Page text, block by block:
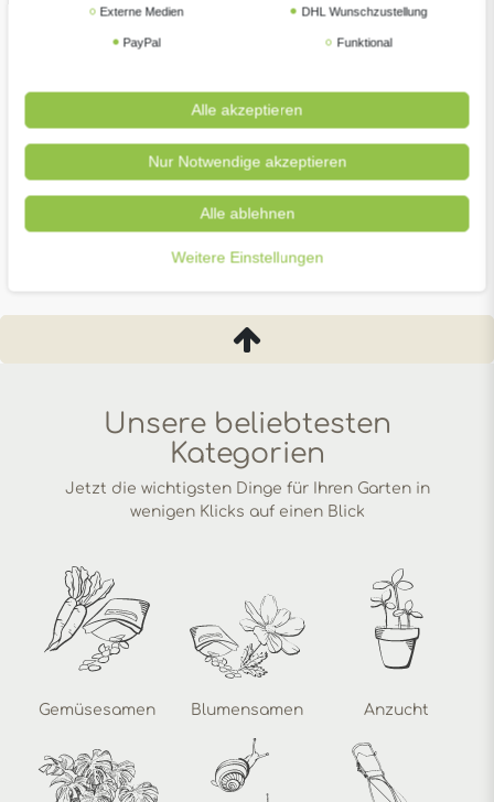
COMPO Rasenunkrautvernichter Banvel Quattro
UVP 27,99 €
Unsere beliebtesten
Kategorien
Jetzt die wichtigsten Dinge für Ihren Garten in
wenigen Klicks auf einen Blick
Gemüsesamen Blumensamen Anzucht
Externe Medien DHL Wunschzustellung
PayPal Funktional
Alle akzeptieren
Nur Notwendige akzeptieren
Alle ablehnen
Weitere Einstellungen